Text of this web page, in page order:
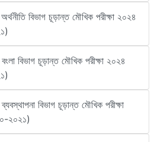
অর্থনীতি বিভাগ চূড়ান্ত মৌখিক পরীক্ষা ২০২৪
বংলা বিভাগ চূড়ান্ত মৌখিক পরীক্ষা ২০২৪
ব্যবস্থাপনা বিভাগ চূড়ান্ত মৌখিক পরীক্ষা
২০২১)